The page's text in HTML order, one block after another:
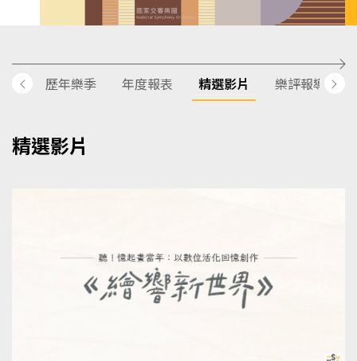
歷年樂季 年度報表 精選影片 樂評報導
精選影片